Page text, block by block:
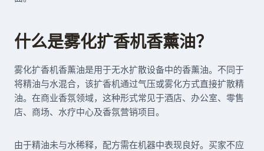
什么是雾化扩香机香薰油？
雾化扩香机香薰油是用于无水扩散设备中的香薰油。不同于
将精油与水混合，该扩香机通过气压或雾化方式直接扩散精
油。在商业香氛领域，这种形式常见于酒店、办公室、零售
店、商场、水疗中心及香氛营销项目。
由于精油未与水稀释，配方需在机器中表现良好。买家不应